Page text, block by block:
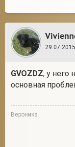
GVOZDZ, у него
основная
Вероника